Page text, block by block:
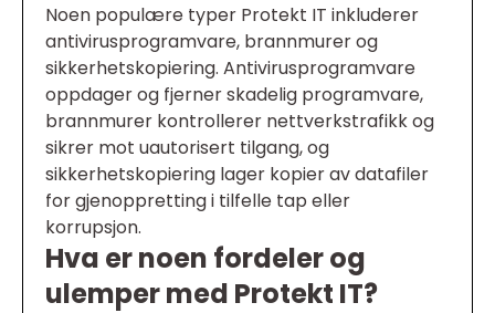
Noen populære typer Protekt IT inkluderer
antivirusprogramvare, brannmurer og
sikkerhetskopiering. Antivirusprogramvare
oppdager og fjerner skadelig programvare,
brannmurer kontrollerer nettverkstrafikk og
sikrer mot uautorisert tilgang, og
sikkerhetskopiering lager kopier av datafiler
for gjenoppretting i tilfelle tap eller
korrupsjon.
Hva er noen fordeler og
ulemper med Protekt IT?